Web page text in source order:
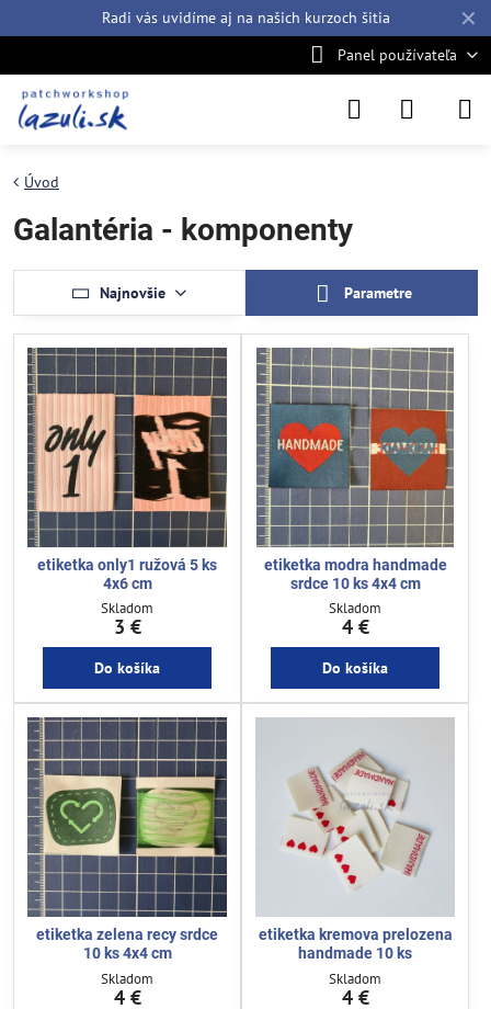
✕
Radi vás uvidíme aj na našich kurzoch šitia
Panel používateľa
Úvod
Galantéria - komponenty
Najnovšie Parametre
etiketka only1 ružová 5 ks
4x6 cm
Skladom
3 €
Do košíka
etiketka modra handmade
srdce 10 ks 4x4 cm
Skladom
4 €
Do košíka
etiketka zelena recy srdce
10 ks 4x4 cm
Skladom
4 €
etiketka kremova prelozena
handmade 10 ks
Skladom
4 €